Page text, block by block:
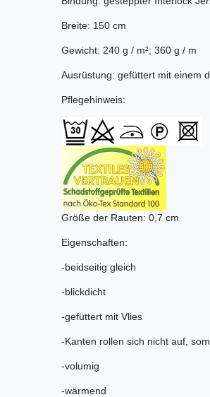
Breite: 150 cm
Gewicht: 240 g / m²; 360 g / m
Ausrüstung: gefüttert mit einem
Pflegehinweis:
Größe der Rauten: 0,7 cm
Eigenschaften:
-beidseitig gleich
-blickdicht
-gefüttert mit Vlies
-Kanten rollen sich nicht auf,
-volumig
-wärmend